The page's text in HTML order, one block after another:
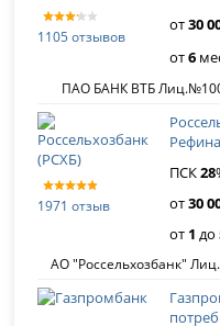
1105 отзывов
от30
от6
ПАО БАНК ВТБ
1971 отзыв
ПСК28
от30
от 1 до
АО "Россельхозбанк"